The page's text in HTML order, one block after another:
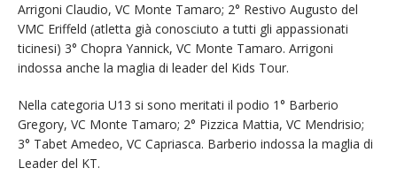
Arrigoni Claudio, VC Monte Tamaro; 2° Restivo Augusto del
VMC Eriffeld (atletta già conosciuto a tutti gli appassionati
ticinesi) 3° Chopra Yannick, VC Monte Tamaro. Arrigoni
indossa anche la maglia di leader del Kids Tour.
Nella categoria U13 si sono meritati il podio 1° Barberio
Gregory, VC Monte Tamaro; 2° Pizzica Mattia, VC Mendrisio;
3° Tabet Amedeo, VC Capriasca. Barberio indossa la maglia di
Leader del KT.